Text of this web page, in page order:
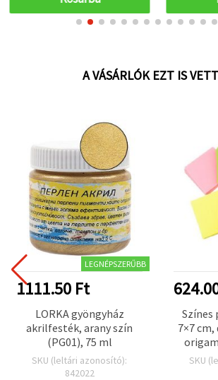
A VÁSÁRLÓK EZT IS
LEGNÉPSZERŰBB
1111.50 Ft
LORKA gyöngyház
akrilfesték, arany szín
(PG01), 75 ml
SKU (leltári azonosító):
842022
Színes
7×7
SKU